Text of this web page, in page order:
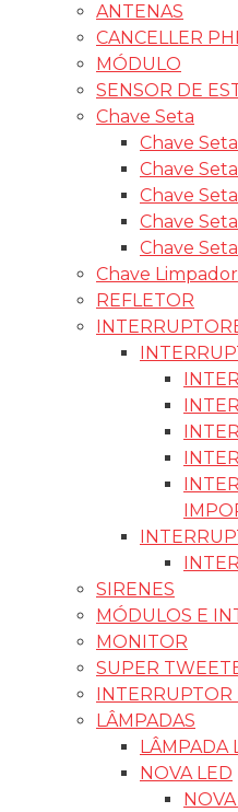
ANTENAS
CANCELLER
MÓDULO
SENSOR DE
Chave Seta
Chave
Chave
Chave
Chave
Chave
Chave Limpador
REFLETOR
SIRENES
MÓDULOS E
MONITOR
SUPER
LÂMPADAS
LÂMPADA
NOVA LED